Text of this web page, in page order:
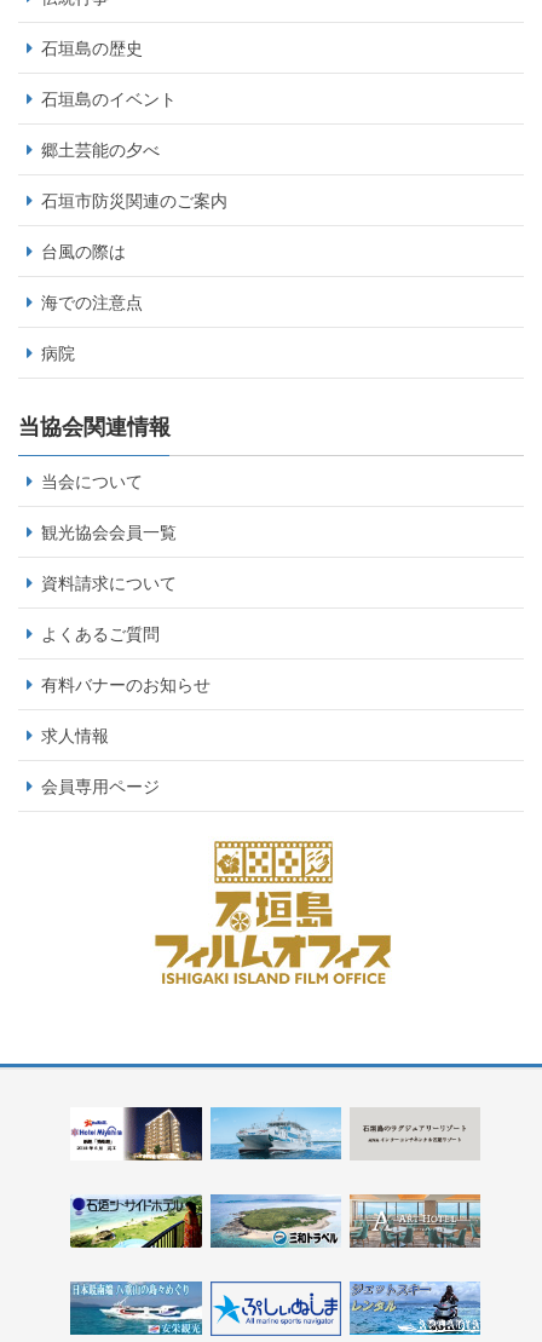
石垣島の歴史
石垣島のイベント
郷土芸能の夕べ
石垣市防災関連のご案内
台風の際は
海での注意点
病院
当協会関連情報
当会について
観光協会会員一覧
資料請求について
よくあるご質問
有料バナーのお知らせ
求人情報
会員専用ページ